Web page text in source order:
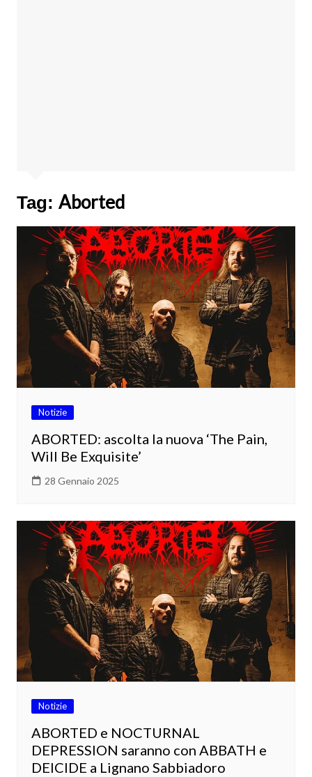
Tag: Aborted
Notizie
ABORTED: ascolta la nuova ‘The Pain,
Will Be Exquisite’
28 Gennaio 2025
Notizie
ABORTED e NOCTURNAL
DEPRESSION saranno con ABBATH e
DEICIDE a Lignano Sabbiadoro